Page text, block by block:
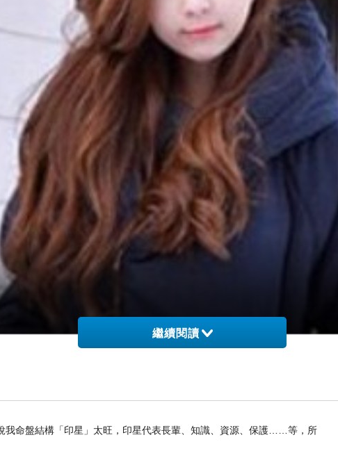
繼續閱讀
命盤結構「印星」太旺，印星代表長輩、知識、資源、保護……等，所